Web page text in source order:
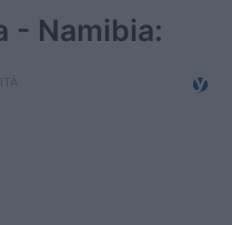
- Namibia: